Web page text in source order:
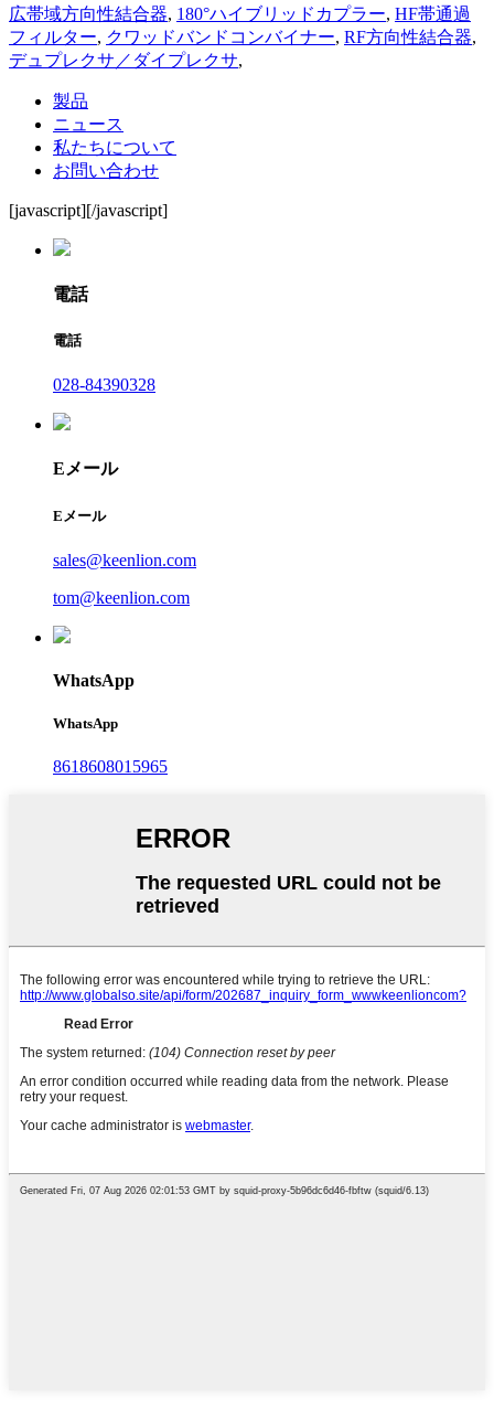
広帯域方向性結合器, 180°ハイブリッドカプラー, HF帯通過
フィルター, クワッドバンドコンバイナー, RF方向性結合器,
デュプレクサ／ダイプレクサ,
製品
ニュース
私たちについて
お問い合わせ
[javascript][/javascript]
電話
電話
028-84390328
Eメール
Eメール
sales@keenlion.com
tom@keenlion.com
WhatsApp
WhatsApp
8618608015965